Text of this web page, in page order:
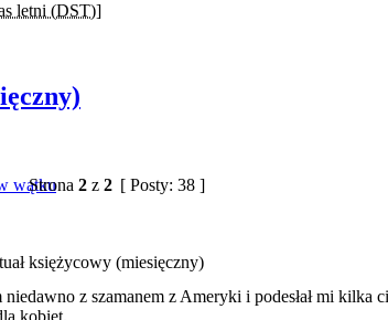
letni (DST)]
Strona 2 z 2 [ Posty: 38 ]
księżycowy (miesięczny)
niedawno z szamanem z Ameryki i podesłał mi kilka
kobiet.